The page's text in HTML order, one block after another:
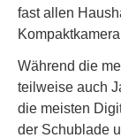
fast allen
Während die
teilweise auch
die meisten
der Schublade